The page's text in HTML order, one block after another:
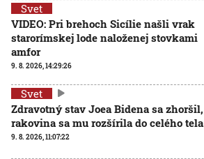
Svet
VIDEO: Pri brehoch Sicílie našli vrak
starorímskej lode naloženej stovkami
amfor
9. 8. 2026, 14:29:26
Svet
Zdravotný stav Joea Bidena sa zhoršil,
rakovina sa mu rozšírila do celého tela
9. 8. 2026, 11:07:22